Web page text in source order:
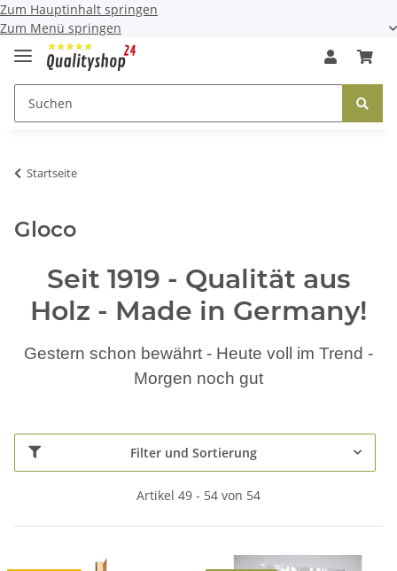
Zum Hauptinhalt springen
Zum Menü springen
Startseite
Gloco
Seit 1919 - Qualität aus
Holz - Made in Germany!
Gestern schon bewährt - Heute voll im Trend -
Morgen noch gut
Filter und Sortierung
Artikel 49 - 54 von 54